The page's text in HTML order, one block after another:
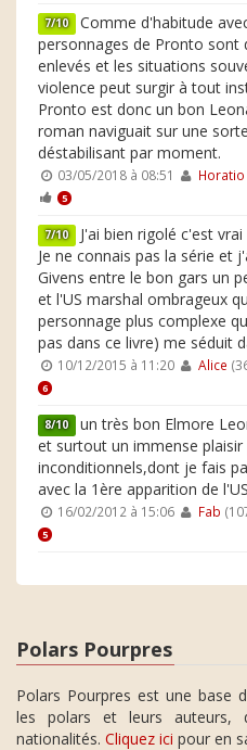
7/10 Comme d'habitude
personnages de Pronto sont
enlevés et les situations
violence peut surgir à tout
Pronto est donc un bon
roman naviguait sur une
déstabilisant par moment.
03/05/2018 à 08:51 Horatio
5
7/10 J'ai bien rigolé c'est vrai
Je ne connais pas la série et
Givens entre le bon gars un
et l'US marshal ombrageux
personnage plus complexe
pas dans ce livre) me séduit
10/12/2015 à 11:20 Alice
6
8/10 un très bon Elmore
et surtout un immense
inconditionnels,dont je fais
avec la 1ère apparition de
16/02/2012 à 15:06 Fab
5
Polars Pourpres
Polars Pourpres est une base
les polars et leurs
nationalités. Cliquez ici pour en